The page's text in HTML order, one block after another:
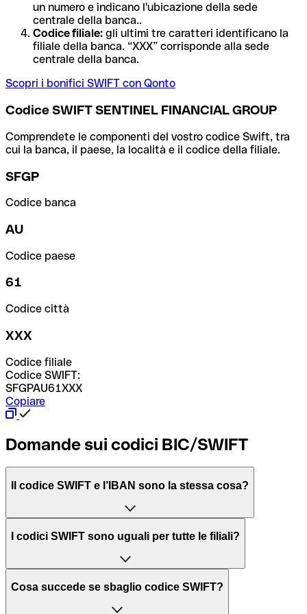
un numero e indicano l'ubicazione della sede
centrale della banca..
Codice filiale: gli ultimi tre caratteri identificano la
filiale della banca. “XXX” corrisponde alla sede
centrale della banca.
Scopri i bonifici SWIFT con Qonto
Codice SWIFT SENTINEL FINANCIAL GROUP
Comprendete le componenti del vostro codice Swift, tra
cui la banca, il paese, la località e il codice della filiale.
SFGP
Codice banca
AU
Codice paese
61
Codice città
XXX
Codice filiale
Codice SWIFT:
SFGPAU61XXX
Copiare
Domande sui codici BIC/SWIFT
Il codice SWIFT e l’IBAN sono la stessa cosa?
L'acronimo SWIFT sta per “Society for Worldwide
per l’elaborazione dei pagamenti tra diversi Paesi.
Il BIC, invece, sta per “Bank Identifier Code” ed è una
I codici SWIFT sono uguali per tutte le filiali?
Dipende dalle banche. In alcuni casi le banche utilizzano
Cosa succede se sbaglio codice SWIFT?